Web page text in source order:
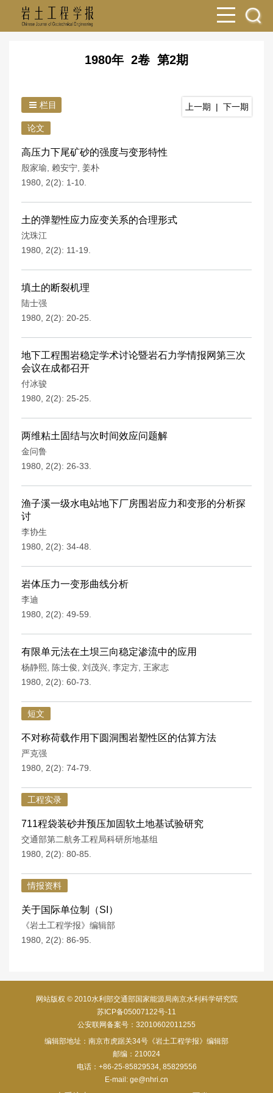
1980年 2卷 第2期
栏目 上一期 | 下一期
论文
高压力下尾矿砂的强度与变形特性
殷家瑜 赖安宁 姜朴
1980, 2(2): 1-10.
土的弹塑性应力应变关系的合理形式
沈珠江
1980, 2(2): 11-19.
填土的断裂机理
陆士强
1980, 2(2): 20-25.
地下工程围岩稳定学术讨论暨岩石力学情报网第三次
会议在成都召开
付冰骏
1980, 2(2): 25-25.
两维粘土固结与次时间效应问题解
金问鲁
1980, 2(2): 26-33.
渔子溪一级水电站地下厂房围岩应力和变形的分析探
讨
李协生
1980, 2(2): 34-48.
岩体压力一变形曲线分析
李迪
1980, 2(2): 49-59.
有限单元法在土坝三向稳定渗流中的应用
杨静熙 陈士俊 刘茂兴 李定方 王家志
1980, 2(2): 60-73.
短文
不对称荷载作用下圆洞围岩塑性区的估算方法
严克强
1980, 2(2): 74-79.
工程实录
711程袋装砂井预压加固软土地基试验研究
交通部第二航务工程局科研所地基组
1980, 2(2): 80-85.
情报资料
关于国际单位制（SI）
《岩土工程学报》编辑部
1980, 2(2): 86-95.
网站版权 © 2010水利部交通部国家能源局南京水利科学研究院
苏ICP备05007122号-11
公安联网备案号：32010602011255
编辑部地址：南京市虎踞关34号《岩土工程学报》编辑部
邮编：210024
电话：+86-25-85829534, 85829556
E-mail: ge@nhri.cn